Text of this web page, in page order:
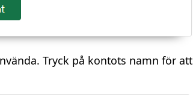
Tryck på kontots namn för att